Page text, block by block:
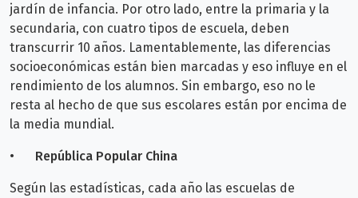
jardín de infancia. Por otro lado, entre la primaria y la
secundaria, con cuatro tipos de escuela, deben
transcurrir 10 años. Lamentablemente, las diferencias
socioeconómicas están bien marcadas y eso influye en el
rendimiento de los alumnos. Sin embargo, eso no le
resta al hecho de que sus escolares están por encima de
la media mundial.
• República Popular China
Según las estadísticas, cada año las escuelas de